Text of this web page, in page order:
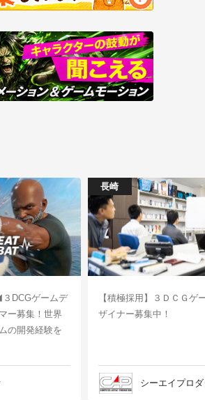
DCGゲームデ
ー募集！世界
の開発経験を
長崎
【積極採用】３ＤＣＧゲ
ザイナー募集中！
シーエイプロ